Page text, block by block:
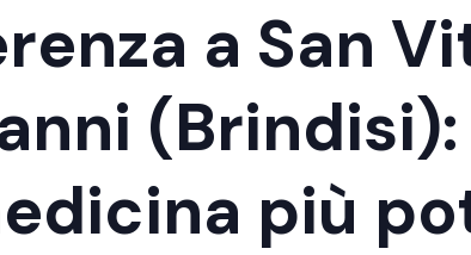
a San
(Brindisi):
più